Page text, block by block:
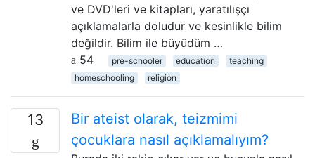
ve DVD'leri ve kitapları, yaratılışçı
açıklamalarla doludur ve kesinlikle bilim
değildir. Bilim ile büyüdüm …
54
pre-schooler education
teaching
homeschooling
religion
13
Bir ateist olarak, teizmimi
çocuklara nasıl açıklamalıyım?